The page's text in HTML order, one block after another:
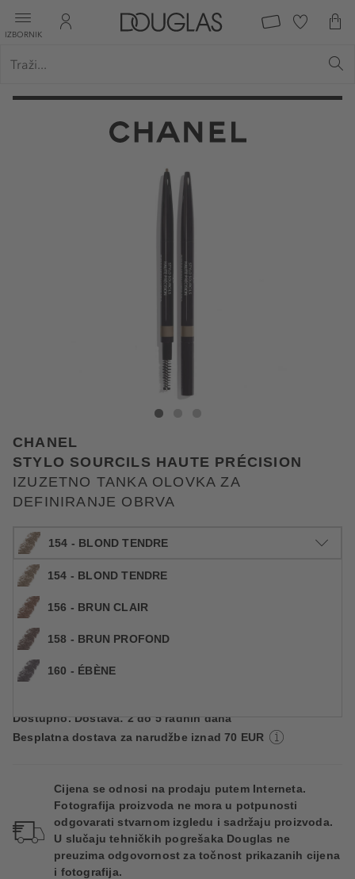
IZBORNIK
CHANEL IZUZETNO TANKA OLOVKA ZA
CHANEL
STYLO SOURCILS HAUTE PRÉCISION
IZUZETNO TANKA OLOVKA ZA
DEFINIRANJE OBRVA
154 - BLOND TENDRE
154 - BLOND TENDRE
156 - BRUN CLAIR
158 - BRUN PROFOND
160 - ÉBÈNE
0.065 g
Dostupno. Dostava: 2 do 5 radnih dana
Besplatna dostava za narudžbe iznad 70 EUR
Cijena se odnosi na prodaju putem Interneta.
Fotografija proizvoda ne mora u potpunosti
odgovarati stvarnom izgledu i sadržaju proizvoda.
U slučaju tehničkih pogrešaka Douglas ne
preuzima odgovornost za točnost prikazanih cijena
i fotografija.